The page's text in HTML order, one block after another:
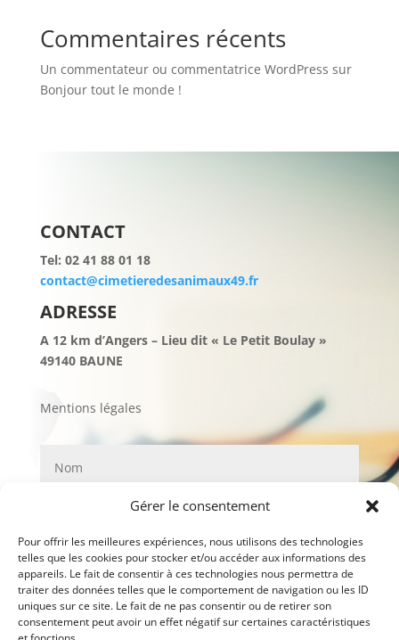
Gérer le consentement
Pour offrir les meilleures expériences, nous utilisons des technologies
telles que les cookies pour stocker et/ou accéder aux informations des
appareils. Le fait de consentir à ces technologies nous permettra de
traiter des données telles que le comportement de navigation ou les ID
uniques sur ce site. Le fait de ne pas consentir ou de retirer son
consentement peut avoir un effet négatif sur certaines caractéristiques
Commentaires récents
Un commentateur ou commentatrice WordPress sur
Bonjour tout le monde !
CONTACT
Tel: 02 41 88 01 18
contact@cimetieredesanimaux49.fr
ADRESSE
A 12 km d’Angers – Lieu dit « Le Petit Boulay »
49140 BAUNE
Mentions légales